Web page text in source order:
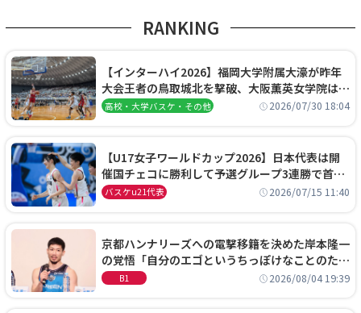
RANKING
【インターハイ2026】福岡大学附属大濠が昨年
大会王者の鳥取城北を撃破、大阪薫英女学院は岐
阜女子に完勝、大会3日目試合結果
高校・大学バスケ・その他 2026/07/30 18:04
【U17女子ワールドカップ2026】日本代表は開
催国チェコに勝利して予選グループ3連勝で首位
通過！準々決勝の相手はエジプトに決定
バスケu21代表 2026/07/15 11:40
京都ハンナリーズへの電撃移籍を決めた岸本隆一
の覚悟「自分のエゴというちっぽけなことのため
に、京都に来たわけではない」
B1 2026/08/04 19:39